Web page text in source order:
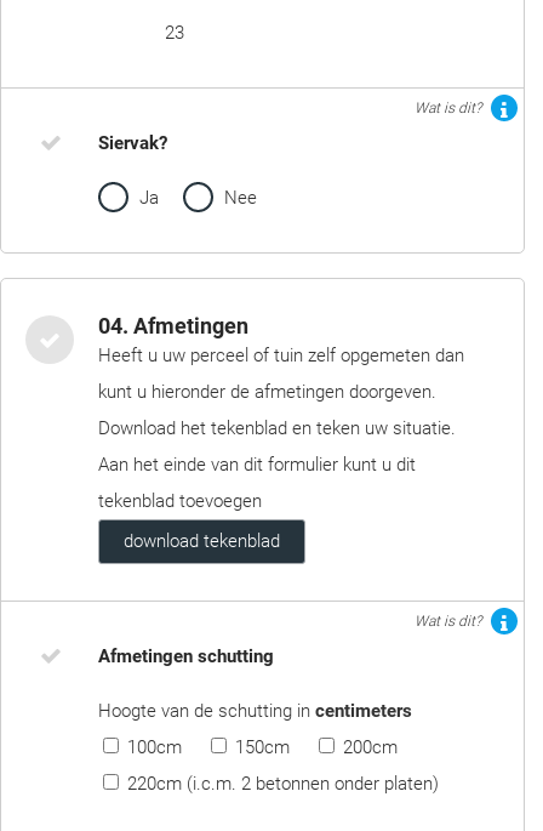
23
Wat is dit?
Siervak?
Ja Nee
04. Afmetingen
Heeft u uw perceel of tuin zelf opgemeten dan
kunt u hieronder de afmetingen doorgeven.
Download het tekenblad en teken uw situatie.
Aan het einde van dit formulier kunt u dit
tekenblad toevoegen
download tekenblad
Wat is dit?
Afmetingen schutting
Hoogte van de schutting in centimeters
100cm
150cm
200cm
220cm (i.c.m. 2 betonnen onder platen)